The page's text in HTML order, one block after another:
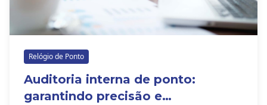
Relógio de Ponto
Auditoria interna de ponto:
garantindo precisão e